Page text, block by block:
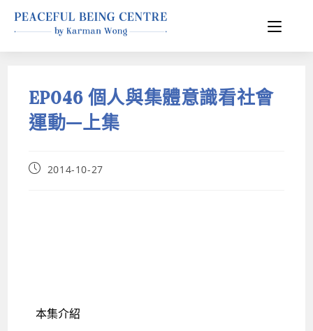
EP046 個人與集體意識看社會
運動—上集
2014-10-27
本集介紹